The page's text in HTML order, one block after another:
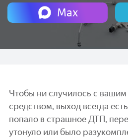
Max
Чтобы ни случилось с
средством, выход всегда
попало в страшное ДТП,
утонуло или было